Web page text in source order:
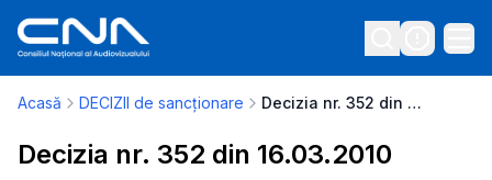
Acasă DECIZII de sancționare Decizia nr. 352 din 16.03.2010
Decizia nr. 352 din 16.03.2010